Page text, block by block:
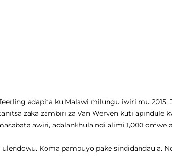
adapita ku Malawi milungu iwiri mu 2015.
zaka zambiri za Van Werven kuti apindule
awiri, adalankhula ndi alimi 1,000 omwe
Koma pambuyo pake sindidandaula.